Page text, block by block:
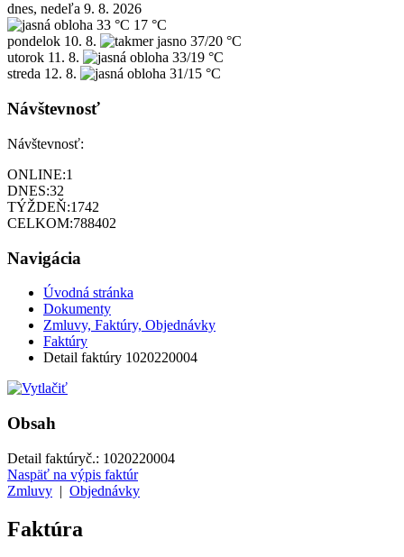
dnes, nedeľa 9. 8. 2026
33 °C 17 °C
pondelok 10. 8.
37/20 °C
utorok 11. 8.
33/19 °C
streda 12. 8. 31/15 °C
Návštevnosť
Návštevnosť:
ONLINE:1
DNES:32
TÝŽDEŇ:1742
CELKOM:788402
Navigácia
Úvodná stránka
Dokumenty
Zmluvy, Faktúry, Objednávky
Faktúry
Detail faktúry 1020220004
Obsah
Detail faktúryč.: 1020220004
Naspäť na výpis faktúr
Zmluvy | Objednávky
Faktúra